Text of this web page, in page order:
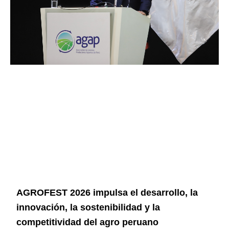
AGROFEST 2026 impulsa el desarrollo, la
innovación, la sostenibilidad y la
competitividad del agro peruano